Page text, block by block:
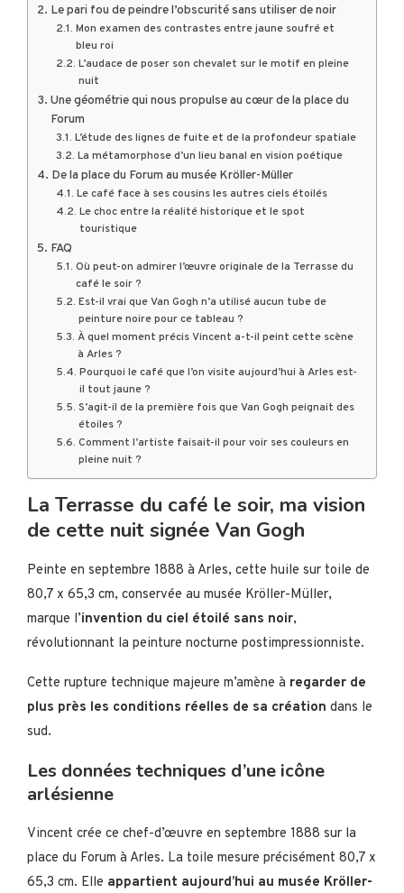
Le pari fou de peindre l’obscurité sans utiliser de noir
Mon examen des contrastes entre jaune soufré et
bleu roi
L’audace de poser son chevalet sur le motif en pleine
nuit
Une géométrie qui nous propulse au cœur de la place du
Forum
L’étude des lignes de fuite et de la profondeur spatiale
La métamorphose d’un lieu banal en vision poétique
De la place du Forum au musée Kröller-Müller
Le café face à ses cousins les autres ciels étoilés
Le choc entre la réalité historique et le spot
touristique
FAQ
Où peut-on admirer l’œuvre originale de la Terrasse du
café le soir ?
Est-il vrai que Van Gogh n’a utilisé aucun tube de
peinture noire pour ce tableau ?
À quel moment précis Vincent a-t-il peint cette scène
à Arles ?
Pourquoi le café que l’on visite aujourd’hui à Arles est-
il tout jaune ?
S’agit-il de la première fois que Van Gogh peignait des
étoiles ?
Comment l’artiste faisait-il pour voir ses couleurs en
pleine nuit ?
La Terrasse du café le soir, ma vision
de cette nuit signée Van Gogh
Peinte en septembre 1888 à Arles, cette huile sur toile de
80,7 x 65,3 cm, conservée au musée Kröller-Müller,
marque l’invention du ciel étoilé sans noir,
révolutionnant la peinture nocturne postimpressionniste.
Cette rupture technique majeure m’amène à regarder de
plus près les conditions réelles de sa création dans le
sud.
Les données techniques d’une icône
arlésienne
Vincent crée ce chef-d’œuvre en septembre 1888 sur la
place du Forum à Arles. La toile mesure précisément 80,7 x
65,3 cm. Elle appartient aujourd’hui au musée Kröller-